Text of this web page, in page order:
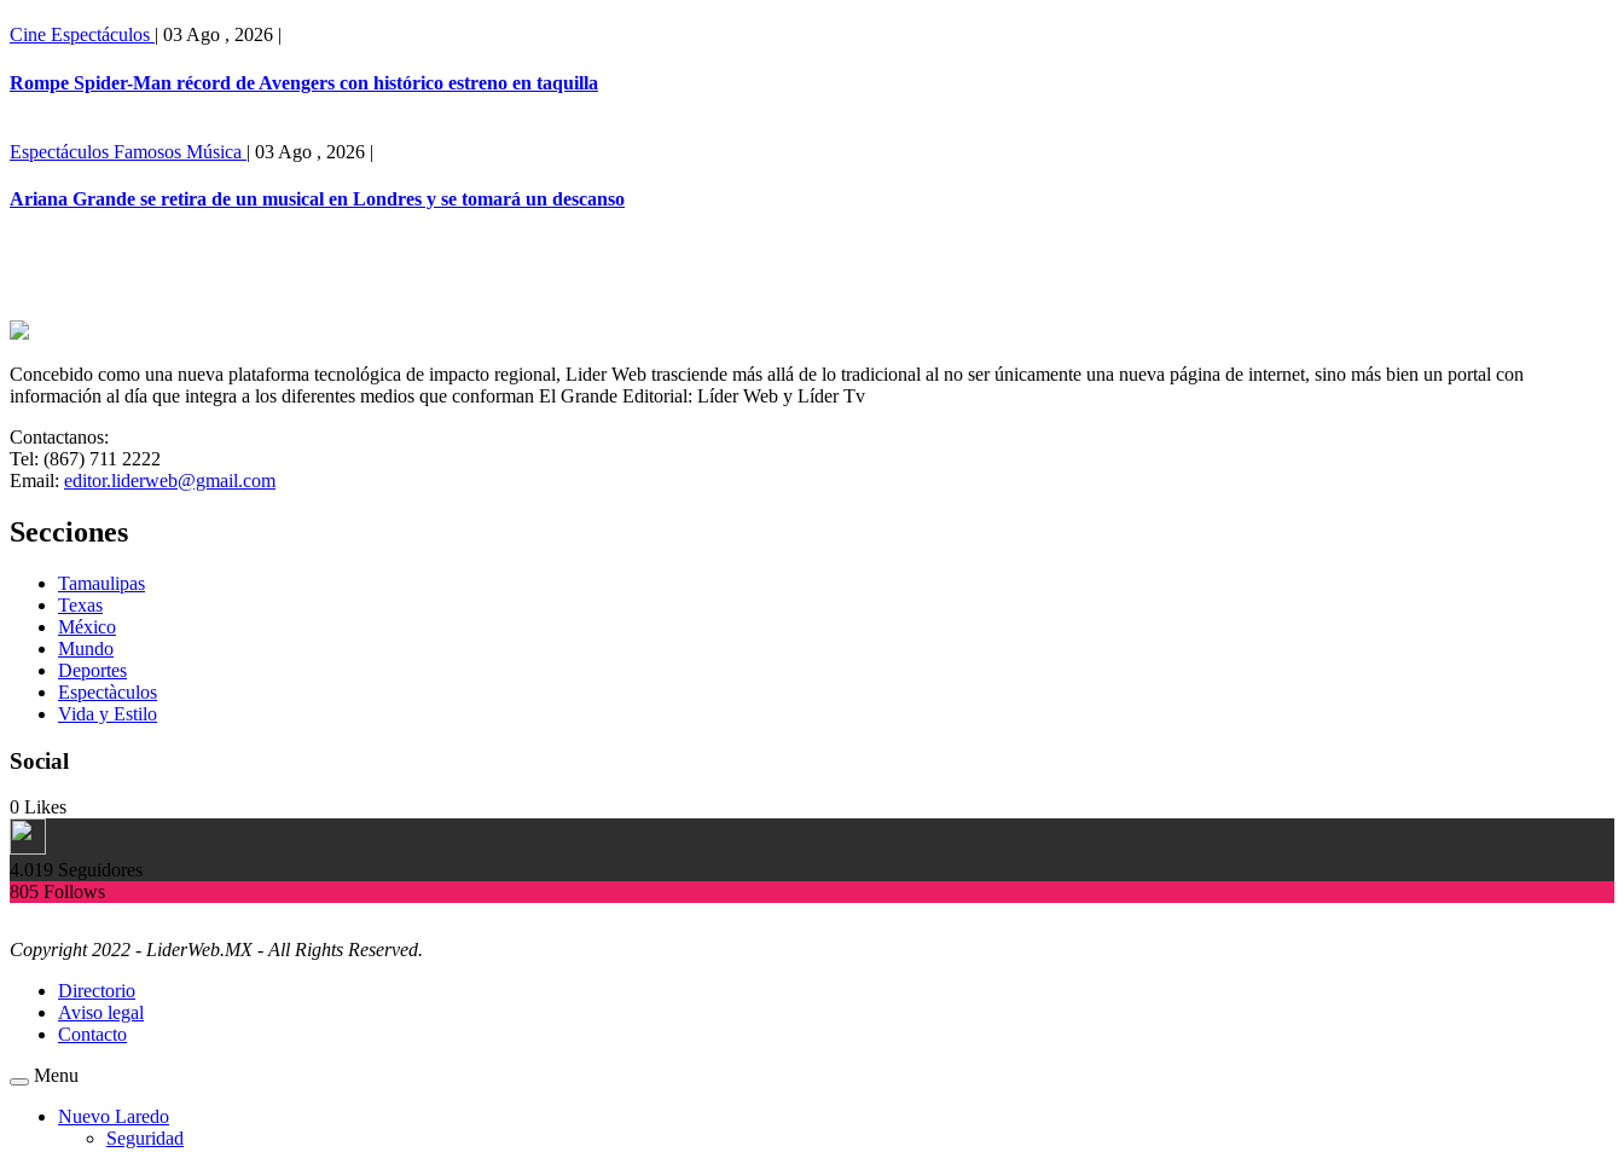
Cine Espectáculos | 03 Ago , 2026 |
Rompe Spider-Man récord de Avengers con histórico estreno en taquilla
Espectáculos Famosos Música | 03 Ago , 2026 |
Ariana Grande se retira de un musical en Londres y se tomará un descanso
Concebido como una nueva plataforma tecnológica de impacto regional, Lider Web trasciende más allá de lo tradicional al no ser únicamente una nueva página de internet, sino más bien un portal con
información al día que integra a los diferentes medios que conforman El Grande Editorial: Líder Web y Líder Tv
Contactanos:
Tel: (867) 711 2222
Email: editor.liderweb@gmail.com
Secciones
Tamaulipas
Texas
México
Mundo
Deportes
Espectàculos
Vida y Estilo
Social
0 Likes
4.019 Seguidores
805 Follows
Copyright 2022 - LiderWeb.MX - All Rights Reserved.
Directorio
Aviso legal
Contacto
Menu
Nuevo Laredo
Seguridad